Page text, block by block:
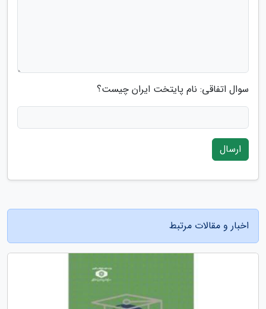
سوال اتفاقی: نام پایتخت ایران چیست؟
ارسال
اخبار و مقالات مرتبط